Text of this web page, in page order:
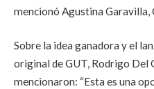
mencionó Agustina Garavilla,
Sobre la idea ganadora y el
original de GUT, Rodrigo Del
mencionaron: “Esta es una